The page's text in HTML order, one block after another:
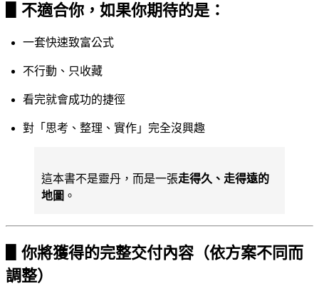
▋不適合你，如果你期待的是：
一套快速致富公式
不行動、只收藏
看完就會成功的捷徑
對「思考、整理、實作」完全沒興趣
這本書不是靈丹，而是一張走得久、走得遠的
地圖 。
▋你將獲得的完整交付內容（依方案不同而
調整）